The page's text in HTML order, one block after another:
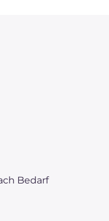
Bedarf